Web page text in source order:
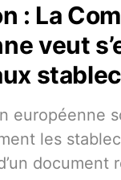
: La
veut
européenne
les
document